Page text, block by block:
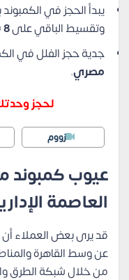
يبدأ الحجز في
وتقسيط الباقي على8 سنوات
جدية حجز الفلل في
مصري.
لحجز
زووم
عيوب كمبوند
العاصمة
قد يرى بعض العملاء أن
عن وسط القاهرة
من خلال شبكة الطرق